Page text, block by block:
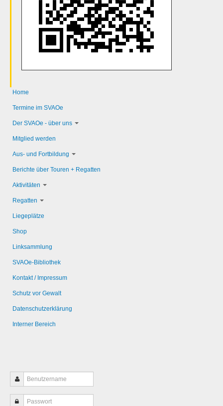
Home
Termine im SVAOe
Der SVAOe - über uns
Mitglied werden
Aus- und Fortbildung
Berichte über Touren + Regatten
Aktivitäten
Regatten
Liegeplätze
Shop
Linksammlung
SVAOe-Bibliothek
Kontakt / Impressum
Schutz vor Gewalt
Datenschutzerklärung
Interner Bereich